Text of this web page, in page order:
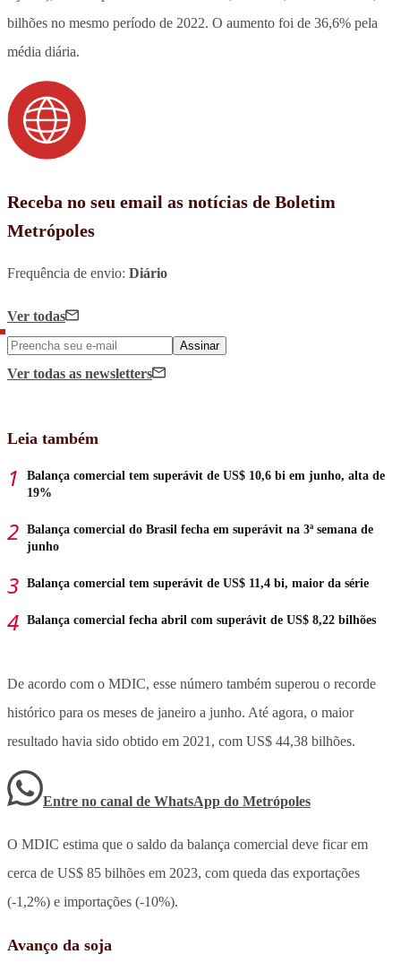
bilhões no mesmo período de 2022. O aumento foi de 36,6% pela
média diária.
Receba no seu email as notícias de Boletim
Metrópoles
Frequência de envio: Diário
Ver todas
Assinar
Ver todas as newsletters
Leia também
Balança comercial tem superávit de US$ 10,6 bi em junho, alta de
19%
Balança comercial do Brasil fecha em superávit na 3ª semana de
junho
Balança comercial tem superávit de US$ 11,4 bi, maior da série
Balança comercial fecha abril com superávit de US$ 8,22 bilhões
De acordo com o MDIC, esse número também superou o recorde
histórico para os meses de janeiro a junho. Até agora, o maior
resultado havia sido obtido em 2021, com US$ 44,38 bilhões.
Entre no canal de WhatsApp do Metrópoles
O MDIC estima que o saldo da balança comercial deve ficar em
cerca de US$ 85 bilhões em 2023, com queda das exportações
(-1,2%) e importações (-10%).
Avanço da soja